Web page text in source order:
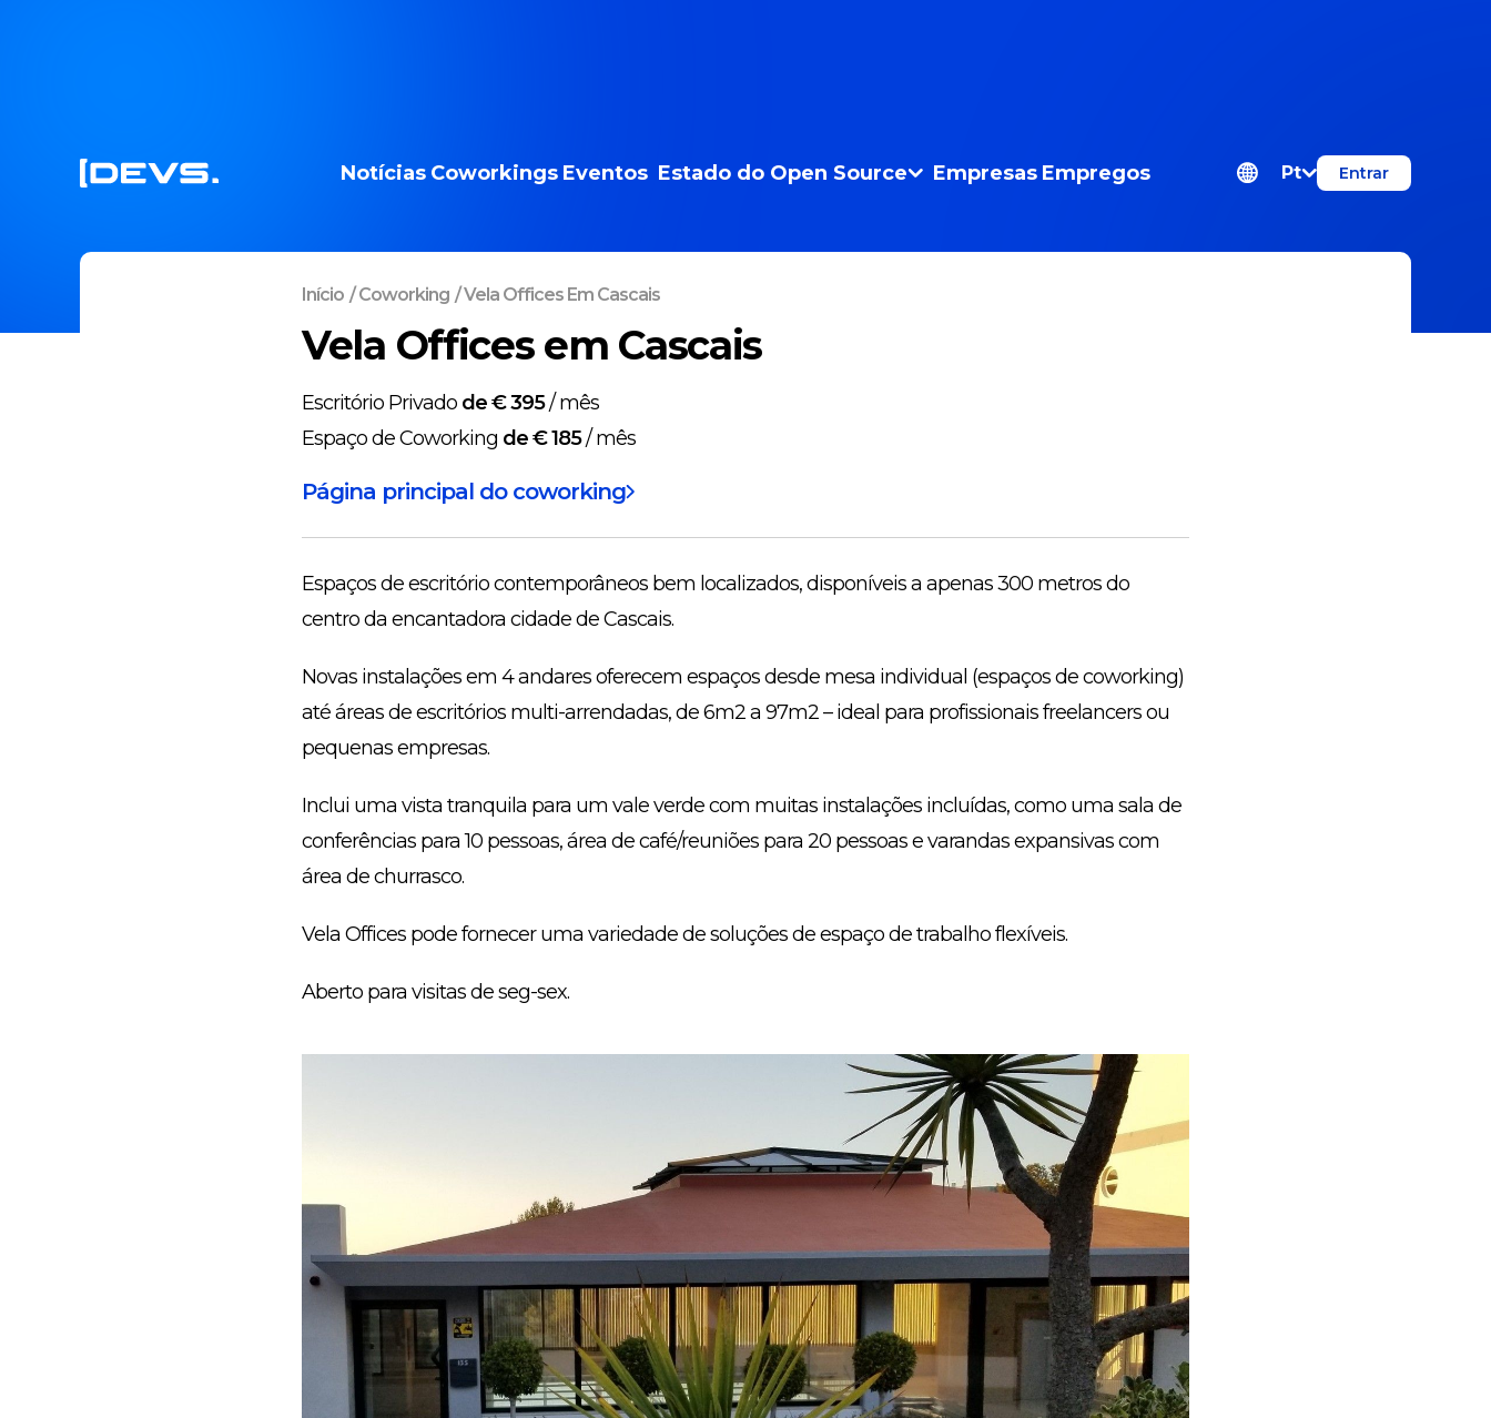
Notícias Coworkings Eventos Estado do Open Source Empresas Empregos Pt Entrar
Início /Coworking /Vela Offices Em Cascais
Vela Offices em Cascais
Escritório Privado de € 395/mês
Espaço de Coworking de € 185/mês
Página principal do coworking
Espaços de escritório contemporâneos bem localizados, disponíveis a apenas 300 metros do
centro da encantadora cidade de Cascais.
Novas instalações em 4 andares oferecem espaços desde mesa individual (espaços de coworking)
até áreas de escritórios multi-arrendadas, de 6m2 a 97m2 – ideal para profissionais freelancers ou
pequenas empresas.
Inclui uma vista tranquila para um vale verde com muitas instalações incluídas, como uma sala de
conferências para 10 pessoas, área de café/reuniões para 20 pessoas e varandas expansivas com
área de churrasco.
Vela Offices pode fornecer uma variedade de soluções de espaço de trabalho flexíveis.
Aberto para visitas de seg-sex.